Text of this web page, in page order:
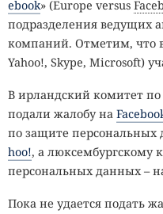
ebook» (Europe versus
подразделения ведущих
компаний. Отметим, что
Yahoo!, Skype, Microsoft)
В ирландский комитет
подали жалобу на
по защите персональных
hoo!, а люксембургскому
персональных данных –
Пока не удается подать